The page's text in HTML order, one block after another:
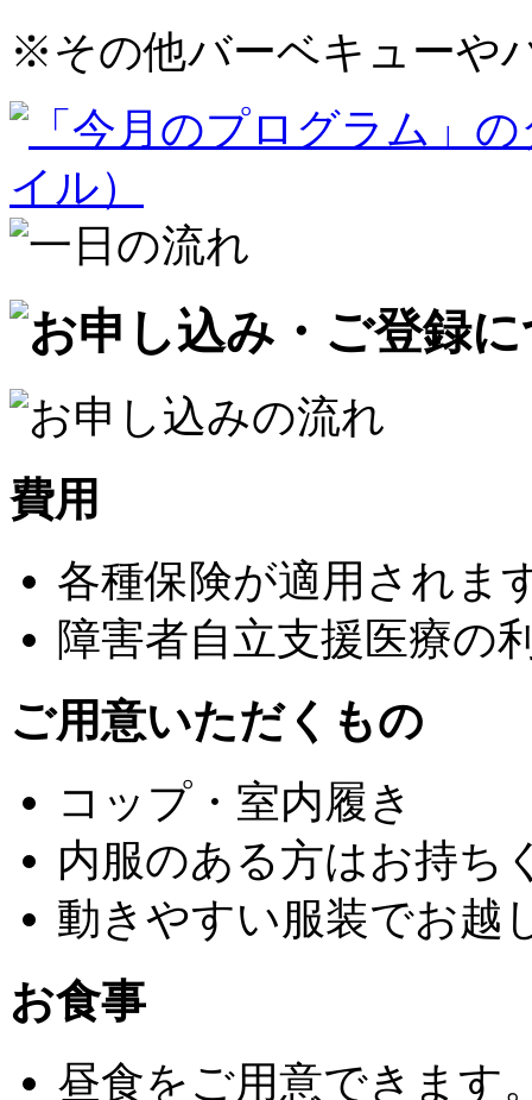
※その他バーベキューや
費用
各種保険が適用されま
障害者自立支援医療の
ご用意いただくもの
コップ・室内履き
内服のある方はお持ち
動きやすい服装でお越
お食事
昼食をご用意できます